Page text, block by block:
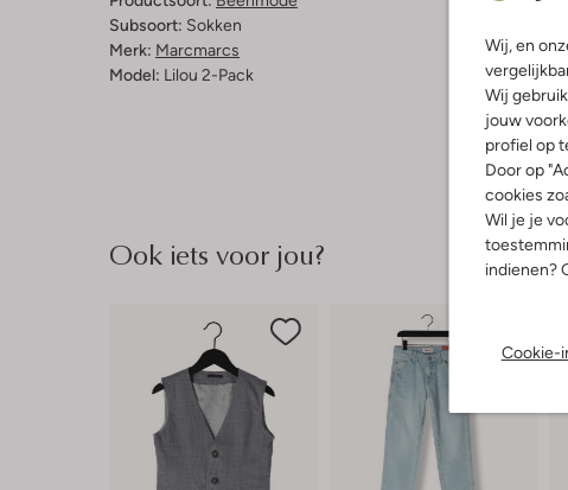
Wij, en
Wij
jouw
profiel op
Door op
cookies
Wil je je
indienen?
Cookie-
Subsoort: Sokken
Merk: Marcmarcs
Model: Lilou 2-Pack
Ook iets voor jou?